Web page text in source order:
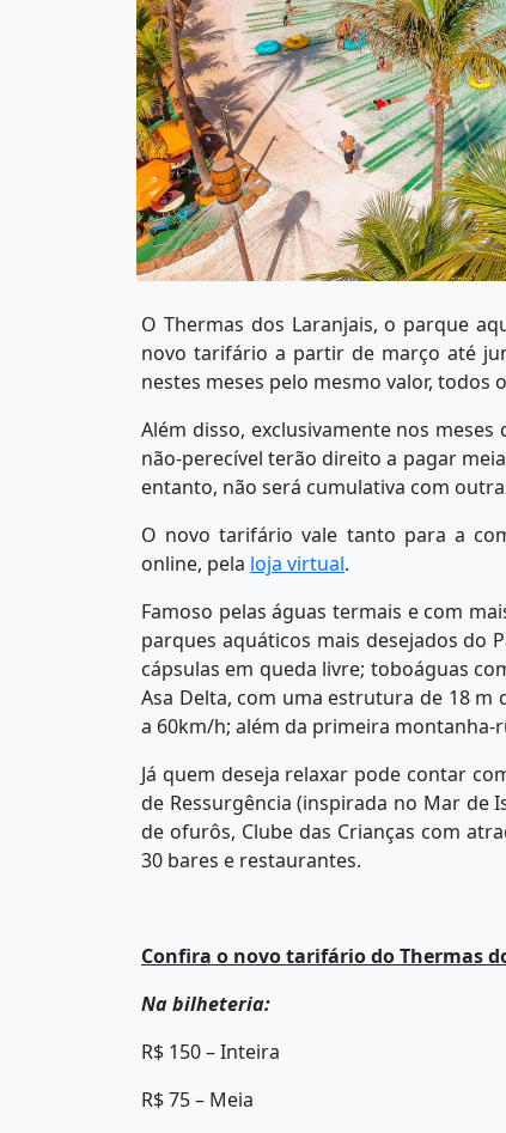
O Thermas dos Laranjais, o parque
novo tarifário a partir de março até
nestes meses pelo mesmo valor, todos
Além disso, exclusivamente nos
não-perecível terão direito a pagar
entanto, não será cumulativa com
O novo tarifário vale tanto para a
online, pela loja virtual.
Famoso pelas águas termais e com
parques aquáticos mais desejados do
cápsulas em queda livre; toboáguas
Asa Delta, com uma estrutura de 18
a 60km/h; além da primeira montanha-
Já quem deseja relaxar pode contar
de Ressurgência (inspirada no Mar de
de ofurôs, Clube das Crianças com
30 bares e restaurantes.
Confira o novo tarifário do Thermas
Na bilheteria:
R$ 150 – Inteira
R$ 75 – Meia